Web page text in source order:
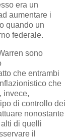
era un
aumentare i
quando un
federale.
sono
che entrambi
che
invece,
di controllo dei
nonostante
di quelli
il